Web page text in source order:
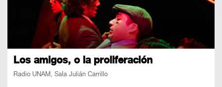
Los amigos, o la proliferación
Radio UNAM, Sala Julián Carrillo